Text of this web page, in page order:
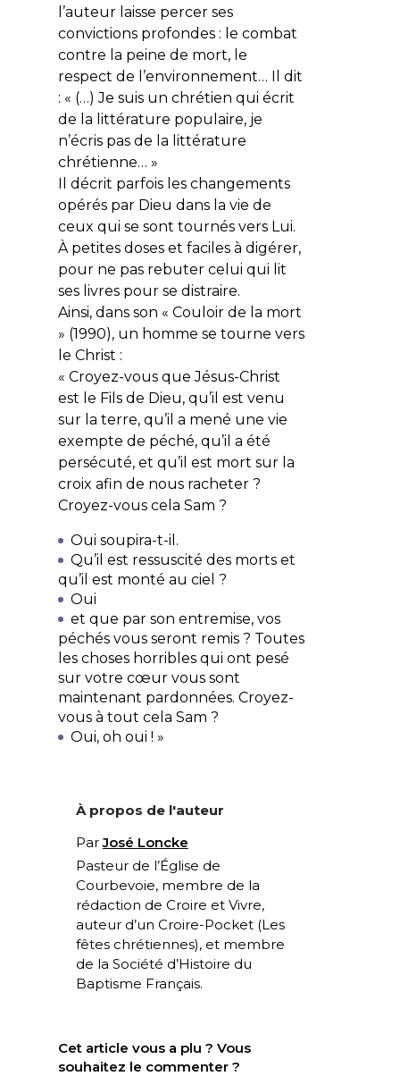
l’auteur laisse percer ses
convictions profondes : le combat
contre la peine de mort, le
respect de l’environnement… Il dit
: « (…) Je suis un chrétien qui écrit
de la littérature populaire, je
n’écris pas de la littérature
chrétienne… »
Il décrit parfois les changements
opérés par Dieu dans la vie de
ceux qui se sont tournés vers Lui.
À petites doses et faciles à digérer,
pour ne pas rebuter celui qui lit
ses livres pour se distraire.
Ainsi, dans son « Couloir de la mort
» (1990), un homme se tourne vers
le Christ :
« Croyez-vous que Jésus-Christ
est le Fils de Dieu, qu’il est venu
sur la terre, qu’il a mené une vie
exempte de péché, qu’il a été
persécuté, et qu’il est mort sur la
croix afin de nous racheter ?
Croyez-vous cela Sam ?
Oui soupira-t-il.
Qu’il est ressuscité des morts et
qu’il est monté au ciel ?
Oui
et que par son entremise, vos
péchés vous seront remis ? Toutes
les choses horribles qui ont pesé
sur votre cœur vous sont
maintenant pardonnées. Croyez-
vous à tout cela Sam ?
Oui, oh oui ! »
À propos de l'auteur
ParJosé Loncke
Pasteur de l’Église de
Courbevoie, membre de la
rédaction de Croire et Vivre,
auteur d’un Croire-Pocket (Les
fêtes chrétiennes), et membre
de la Société d’Histoire du
Baptisme Français.
Cet article vous a plu ? Vous
souhaitez le commenter ?